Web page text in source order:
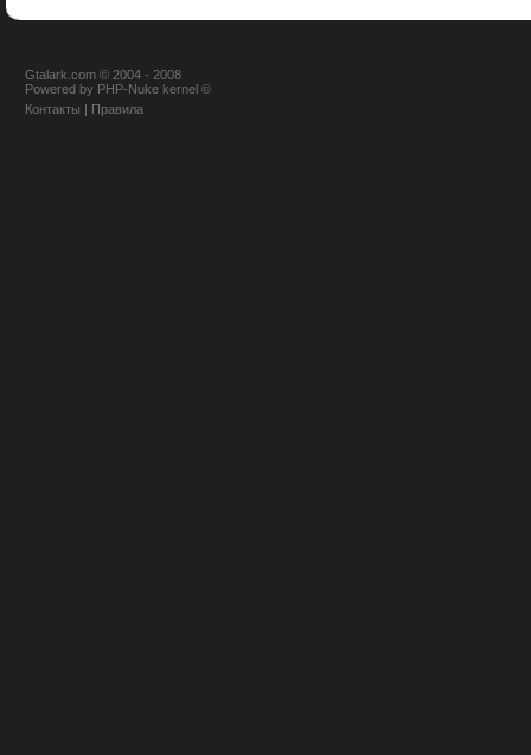
Gtalark.com © 2004 - 2008
Powered by PHP-Nuke kernel ©
Контакты | Правила